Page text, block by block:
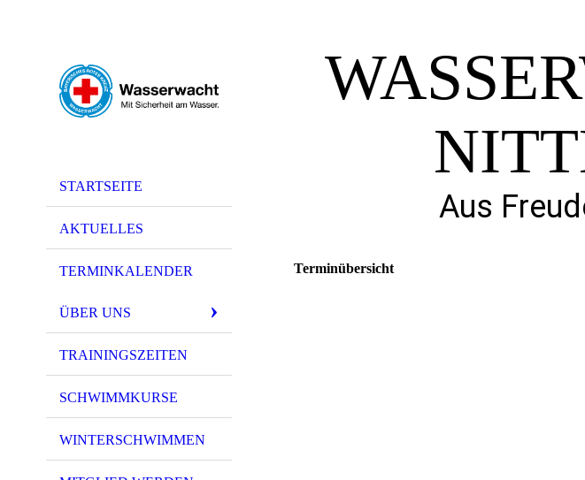
STARTSEITE
AKTUELLES
TERMINKALENDER
ÜBER UNS
TRAININGSZEITEN
SCHWIMMKURSE
WINTERSCHWIMMEN
Aus
Terminübersicht